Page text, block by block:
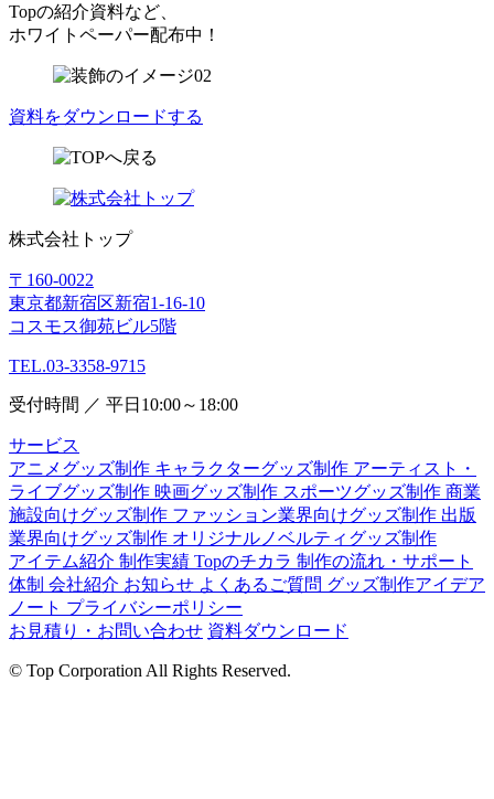
Topの紹介資料など、
ホワイトペーパー配布中！
資料をダウンロードする
株式会社トップ
〒160-0022
東京都新宿区新宿1-16-10
コスモス御苑ビル5階
TEL.03-3358-9715
受付時間 ／ 平日10:00～18:00
サービス
アニメグッズ制作 キャラクターグッズ制作 アーティスト・
ライブグッズ制作 映画グッズ制作 スポーツグッズ制作 商業
施設向けグッズ制作 ファッション業界向けグッズ制作 出版
業界向けグッズ制作 オリジナルノベルティグッズ制作
アイテム紹介 制作実績 Topのチカラ 制作の流れ・サポート
体制 会社紹介 お知らせ よくあるご質問 グッズ制作アイデア
ノート プライバシーポリシー
お見積り・お問い合わせ 資料ダウンロード
© Top Corporation All Rights Reserved.